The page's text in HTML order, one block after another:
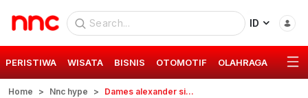
ID
PERISTIWA WISATA BISNIS OTOMOTIF OLAHRAGA GAYA
Home Nnc hype Dames alexander sinaga